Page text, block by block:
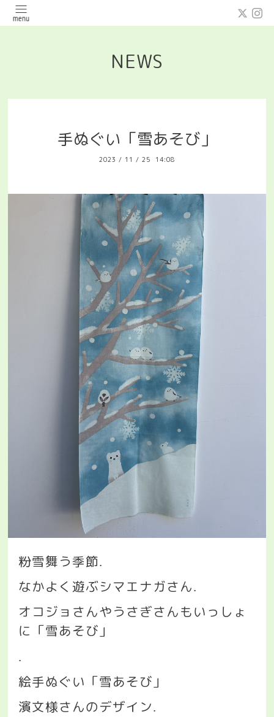
NEWS
手ぬぐい「雪あそび」
2023 / 11 / 25 14:08
粉雪舞う季節.
なかよく遊ぶシマエナガさん.
オコジョさんやうさぎさんもいっしょ
に「雪あそび」
.
絵手ぬぐい「雪あそび」
濱文様さんのデザイン.